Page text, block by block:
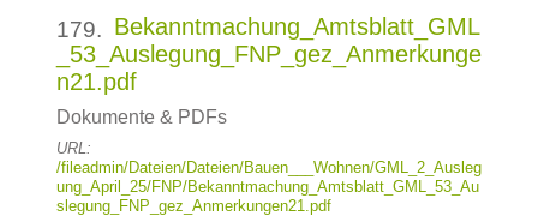
179. Bekanntmachung_Amtsblatt_GML
_53_Auslegung_FNP_gez_Anmerkunge
n21.pdf
Dokumente & PDFs
URL:
/fileadmin/Dateien/Dateien/Bauen___Wohnen/GML_2_Ausleg
ung_April_25/FNP/Bekanntmachung_Amtsblatt_GML_53_Au
slegung_FNP_gez_Anmerkungen21.pdf